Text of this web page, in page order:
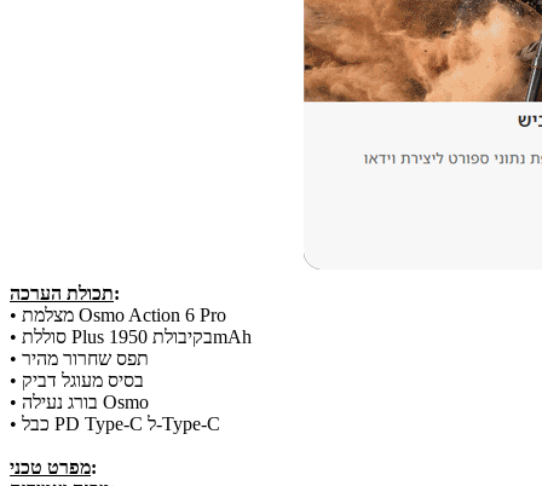
תכולת הערכה:
• מצלמת Osmo Action 6 Pro
• סוללת Plus בקיבולת 1950mAh
• תפס שחרור מהיר
• בסיס מעוגל דביק
• בורג נעילה Osmo
• כבל PD Type‑C ל‑Type‑C
מפרט טכני: